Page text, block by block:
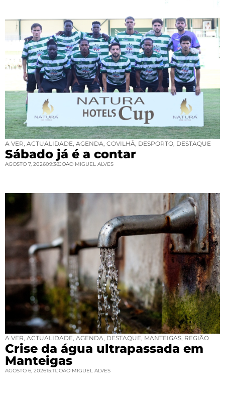
A VER ACTUALIDADE AGENDA COVILHÃ DESPORTO DESTAQUE
Sábado já é a contar
AGOSTO 7, 202609:38JOAO MIGUEL ALVES
A VER ACTUALIDADE AGENDA DESTAQUE MANTEIGAS REGIÃO
Crise da água ultrapassada em
Manteigas
AGOSTO 6, 202615:11JOAO MIGUEL ALVES